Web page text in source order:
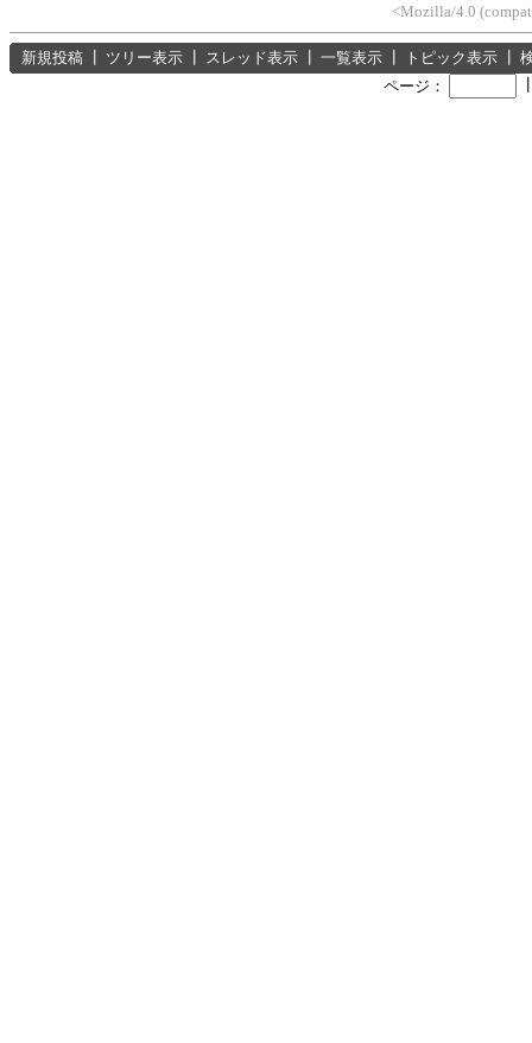
<Mozilla/4.0
新規投稿 ツリー表示 スレッド表示 一覧表示 トピック表示
ページ：